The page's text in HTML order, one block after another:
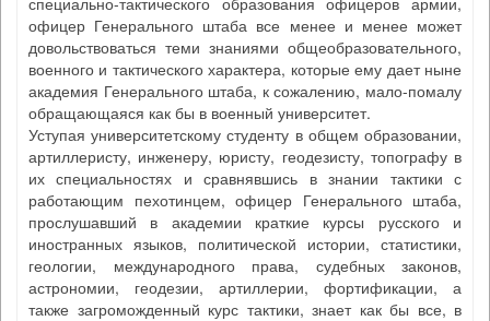
офицер Генерального штаба все менее и менее может
довольствоваться теми знаниями общеобразовательного,
военного и тактического характера, которые ему дает ныне
академия Генерального штаба, к сожалению, мало-помалу
обращающаяся как бы в военный университет.
Уступая университетскому студенту в общем образовании,
артиллеристу, инженеру, юристу, геодезисту, топографу в
их специальностях и сравнявшись в знании тактики с
работающим пехотинцем, офицер Генерального штаба,
прослушавший в академии краткие курсы русского и
иностранных языков, политической истории, статистики,
геологии, международного права, судебных законов,
астрономии, геодезии, артиллерии, фортификации, а
также загроможденный курс тактики, знает как бы все, в